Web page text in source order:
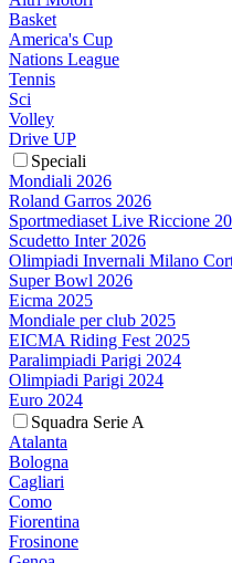
Basket
America's Cup
Nations League
Tennis
Sci
Volley
Drive UP
Speciali
Mondiali 2026
Roland Garros 2026
Sportmediaset Live Riccione
Scudetto Inter 2026
Olimpiadi Invernali Milano
Super Bowl 2026
Eicma 2025
Mondiale per club 2025
EICMA Riding Fest 2025
Paralimpiadi Parigi 2024
Olimpiadi Parigi 2024
Euro 2024
Squadra Serie A
Atalanta
Bologna
Cagliari
Como
Fiorentina
Frosinone